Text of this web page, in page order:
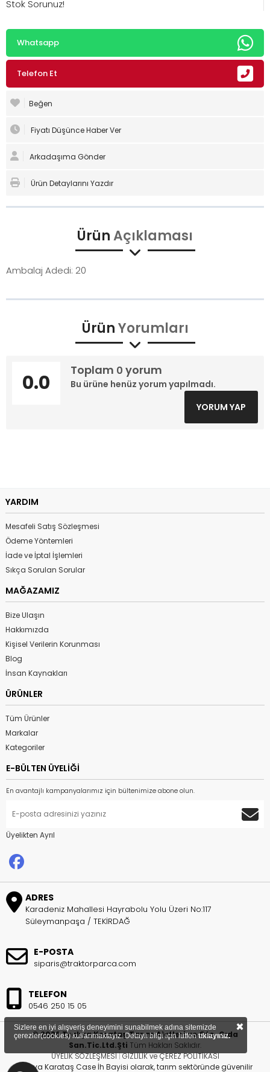
Stok Sorunuz!
Whatsapp
Telefon Et
Beğen
Fiyatı Düşünce Haber Ver
Arkadaşıma Gönder
Ürün Detaylarını Yazdır
ÜrünAçıklaması
Ambalaj Adedi: 20
ÜrünYorumları
Toplam 0 yorum
Bu ürüne henüz yorum yapılmadı.
0.0
YORUM YAP
YARDIM
Mesafeli Satış Sözleşmesi
Ödeme Yöntemleri
İade ve İptal İşlemleri
Sıkça Sorulan Sorular
MAĞAZAMIZ
Bize Ulaşın
Hakkımızda
Kişisel Verilerin Korunması
Blog
İnsan Kaynakları
ÜRÜNLER
Tüm Ürünler
Markalar
Kategoriler
E-BÜLTEN ÜYELİĞİ
En avantajlı kampanyalarımız için bültenimize abone olun.
Üyelikten Ayrıl
ADRES
Karadeniz Mahallesi Hayrabolu Yolu Üzeri No:117
Süleymanpaşa / TEKİRDAĞ
E-POSTA
siparis@traktorparca.com
TELEFON
0546 250 15 05
© 2026 Trakya Karataş Tarım Aletleri ve Oto. Gıda
San.Tic.Ltd.Şti Tüm Hakları Saklıdır.
ÜYELİK SÖZLEŞMESİ|GİZLİLİK ve ÇEREZ POLİTİKASI
Trakya Karataş Case İh Bayisi olarak, tarım sektöründe güvenilir
Sizlere en iyi alışveriş deneyimini sunabilmek adına sitemizde
çerezler(cookies) kullanmaktayız. Detaylı bilgi için lütfentıklayınız. ×